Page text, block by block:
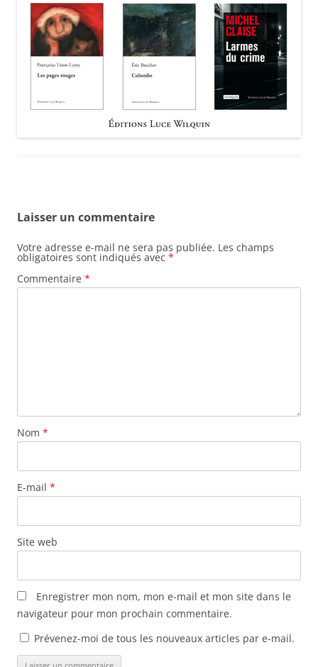
Laisser un commentaire
Votre adresse e-mail ne sera pas publiée. Les champs
obligatoires sont indiqués avec *
Commentaire *
Nom *
E-mail *
Site web
Enregistrer mon nom, mon e-mail et mon site dans le
navigateur pour mon prochain commentaire.
Prévenez-moi de tous les nouveaux articles par e-mail.